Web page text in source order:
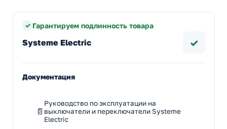
Гарантируем подлинность товара
Systeme Electric ✓
Документация
Руководство по эксплуатации на
выключатели и переключатели Systeme
Electric